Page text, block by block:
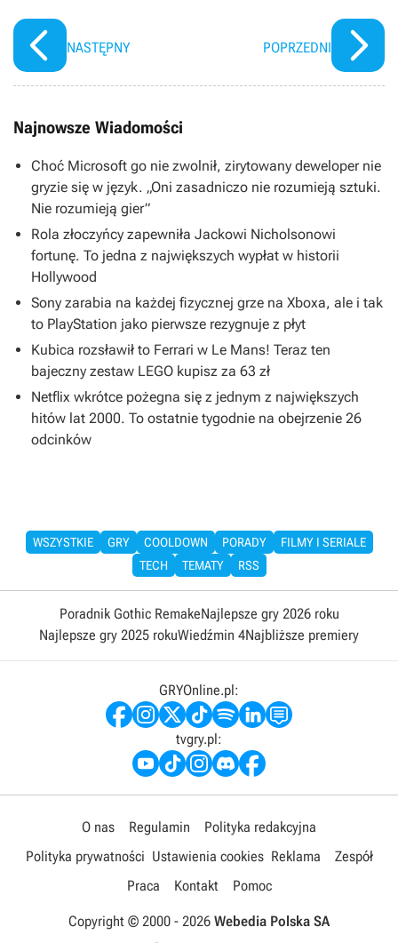
NASTĘPNY POPRZEDNI
Najnowsze Wiadomości
Choć Microsoft go nie zwolnił, zirytowany deweloper nie
gryzie się w język. „Oni zasadniczo nie rozumieją sztuki.
Nie rozumieją gier”
Rola złoczyńcy zapewniła Jackowi Nicholsonowi
fortunę. To jedna z największych wypłat w historii
Hollywood
Sony zarabia na każdej fizycznej grze na Xboxa, ale i tak
to PlayStation jako pierwsze rezygnuje z płyt
Kubica rozsławił to Ferrari w Le Mans! Teraz ten
bajeczny zestaw LEGO kupisz za 63 zł
Netflix wkrótce pożegna się z jednym z największych
hitów lat 2000. To ostatnie tygodnie na obejrzenie 26
odcinków
WSZYSTKIE GRY COOLDOWN PORADY
FILMY I SERIALE
TECH
TEMATY RSS
Poradnik Gothic RemakeNajlepsze gry 2026 roku
Najlepsze gry 2025 rokuWiedźmin 4Najbliższe premiery
GRYOnline.pl:
tvgry.pl:
O nas Regulamin
Polityka redakcyjna
Polityka prywatności Ustawienia cookies Reklama
Zespół
Praca
Kontakt Pomoc
Copyright © 2000 - 2026 Webedia Polska SA